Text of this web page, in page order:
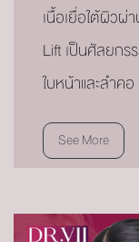
เนื้อเยื่อใต้ผิวผ่
Lift เป็นศัลยกร
ใบหน้าและลำคอ
See More